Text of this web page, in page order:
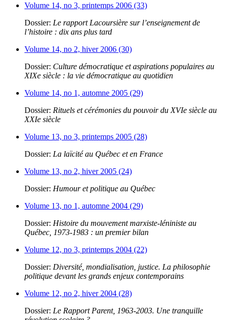
Volume 14, no 3, printemps 2006 (33)
Dossier: Le rapport Lacoursière sur l’enseignement de
l’histoire : dix ans plus tard
Volume 14, no 2, hiver 2006 (30)
Dossier: Culture démocratique et aspirations populaires au
XIXe siècle : la vie démocratique au quotidien
Volume 14, no 1, automne 2005 (29)
Dossier: Rituels et cérémonies du pouvoir du XVIe siècle au
XXIe siècle
Volume 13, no 3, printemps 2005 (28)
Dossier: La laïcité au Québec et en France
Volume 13, no 2, hiver 2005 (24)
Dossier: Humour et politique au Québec
Volume 13, no 1, automne 2004 (29)
Dossier: Histoire du mouvement marxiste-léniniste au
Québec, 1973-1983 : un premier bilan
Volume 12, no 3, printemps 2004 (22)
Dossier: Diversité, mondialisation, justice. La philosophie
politique devant les grands enjeux contemporains
Volume 12, no 2, hiver 2004 (28)
Dossier: Le Rapport Parent, 1963-2003. Une tranquille